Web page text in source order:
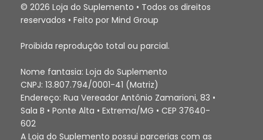
© 2026 Loja do Suplemento • Todos os direitos
reservados • Feito por Mind Group
Proibida reprodução total ou parcial.
Nome fantasia: Loja do Suplemento
CNPJ: 13.807.794/0001-41 (Matriz)
Endereço: Rua Vereador Antônio Zamarioni, 83 •
Sala B • Ponte Alta • Extrema/MG • CEP 37640-
602
A Loja do Suplemento possui parcerias com as